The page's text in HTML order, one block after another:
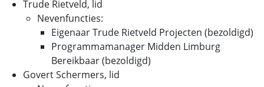
Trude Rietveld, lid
Nevenfuncties:
Eigenaar Trude Rietveld Projecten (bezoldigd)
Programmamanager Midden Limburg
Bereikbaar (bezoldigd)
Govert Schermers, lid